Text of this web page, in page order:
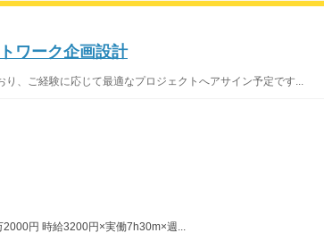
ワーク企画設計
、ご経験に応じて最適なプロジェクトへアサイン予定です...
円 時給3200円×実働7h30m×週...